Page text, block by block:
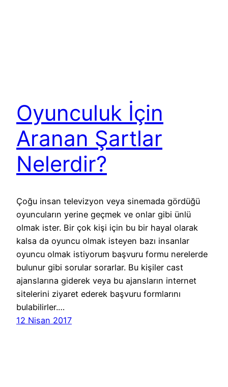
Oyunculuk İçin
Aranan Şartlar
Nelerdir?
Çoğu insan televizyon veya sinemada gördüğü
oyuncuların yerine geçmek ve onlar gibi ünlü
olmak ister. Bir çok kişi için bu bir hayal olarak
kalsa da oyuncu olmak isteyen bazı insanlar
oyuncu olmak istiyorum başvuru formu nerelerde
bulunur gibi sorular sorarlar. Bu kişiler cast
ajanslarına giderek veya bu ajansların internet
sitelerini ziyaret ederek başvuru formlarını
bulabilirler.…
12 Nisan 2017